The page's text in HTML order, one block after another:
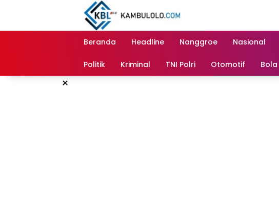
Beranda Headline Nanggroe Nasional
Politik Kriminal TNI Polri Otomotif Bola
×